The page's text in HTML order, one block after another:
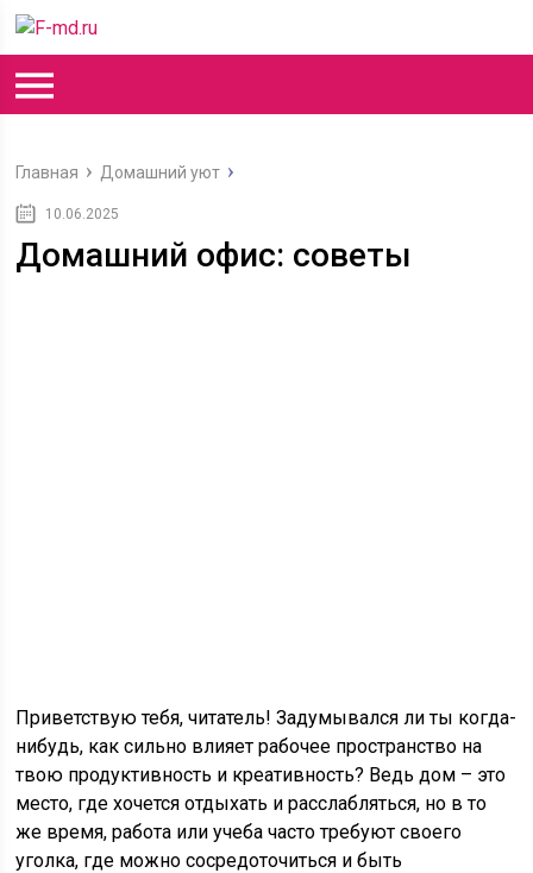
Главная Домашний уют
10.06.2025
Домашний офис: советы
Приветствую тебя, читатель! Задумывался ли ты когда-
нибудь, как сильно влияет рабочее пространство на
твою продуктивность и креативность? Ведь дом – это
место, где хочется отдыхать и расслабляться, но в то
же время, работа или учеба часто требуют своего
уголка, где можно сосредоточиться и быть